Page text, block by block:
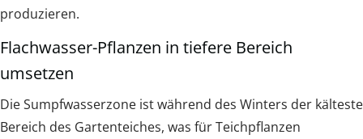
produzieren.
Flachwasser-Pflanzen in tiefere Bereich
umsetzen
Die Sumpfwasserzone ist während des Winters der kälteste
Bereich des Gartenteiches, was für Teichpflanzen